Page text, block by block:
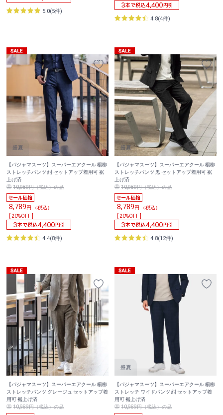
5.0(5件)
4.8(4件)
【パジャマスーツ】スーパーエアクール 楊柳
ストレッチパンツ 紺 セットアップ着用可 裾
上げ済
10,989円（税込）の品
8,789円 （税込）
[ 20%OFF ]
4.4(8件)
【パジャマスーツ】スーパーエアクール 楊柳
ストレッチパンツ 黒 セットアップ着用可 裾
上げ済
10,989円（税込）の品
8,789円 （税込）
[ 20%OFF ]
4.8(12件)
【パジャマスーツ】スーパーエアクール 楊柳
ストレッチパンツ グレージュ セットアップ着
用可 裾上げ済
10,989円（税込）の品
【パジャマスーツ】スーパーエアクール 楊柳
ストレッチ ワイドパンツ 紺 セットアップ着
用可 裾上げ済
10,989円（税込）の品